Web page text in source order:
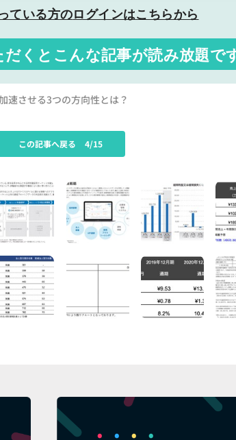
ている方のログインはこちらから
くと こんな記事が読み放題で
速させる3つの方向性とは？
この記事へ戻る 4/15